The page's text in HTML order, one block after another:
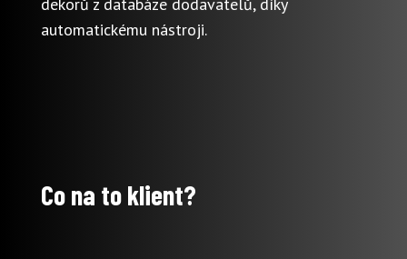
automatickému nástroji.
Co na to klient?